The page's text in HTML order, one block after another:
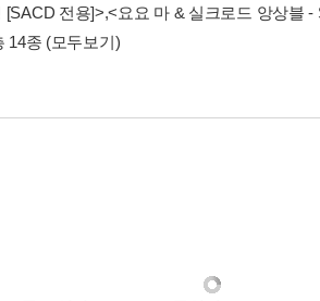
[SACD 전용]>,<요요 마 & 실크로드 앙상블 -
14종 (모두보기)